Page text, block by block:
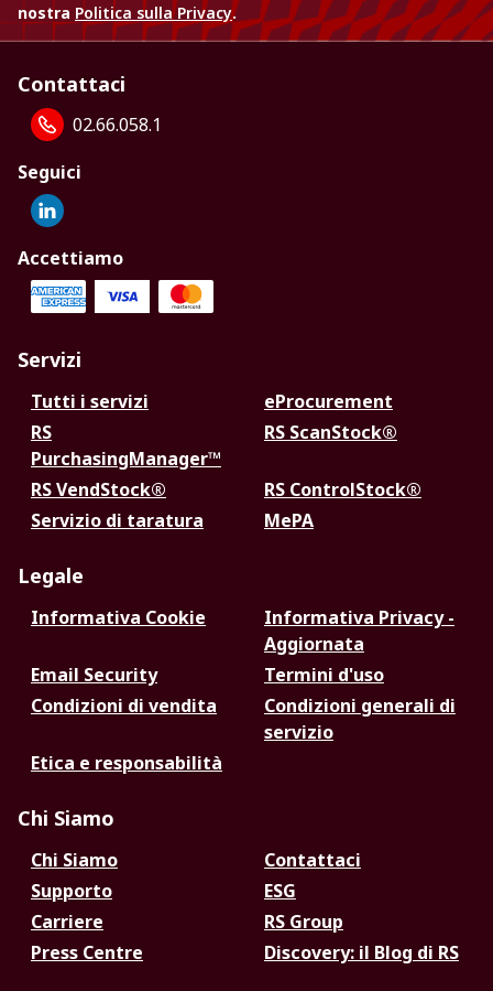
nostra Politica sulla Privacy.
Contattaci
02.66.058.1
Seguici
Accettiamo
Servizi
Tutti i servizi
eProcurement
RS
PurchasingManager™
RS ScanStock®
RS VendStock®
RS ControlStock®
Servizio di taratura
MePA
Legale
Informativa Cookie
Informativa Privacy -
Aggiornata
Email Security
Termini d'uso
Condizioni di vendita
Condizioni generali di
servizio
Etica e responsabilità
Chi Siamo
Chi Siamo
Contattaci
Supporto
ESG
Carriere
RS Group
Press Centre
Discovery: il Blog di RS